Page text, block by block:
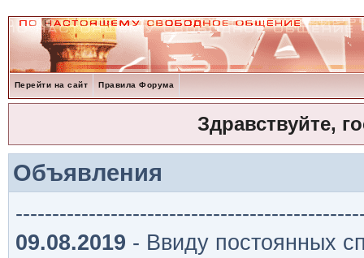
Перейти на сайт Правила Форума
Здравствуйте,
Объявления
09.08.2019 - Ввиду постоянных